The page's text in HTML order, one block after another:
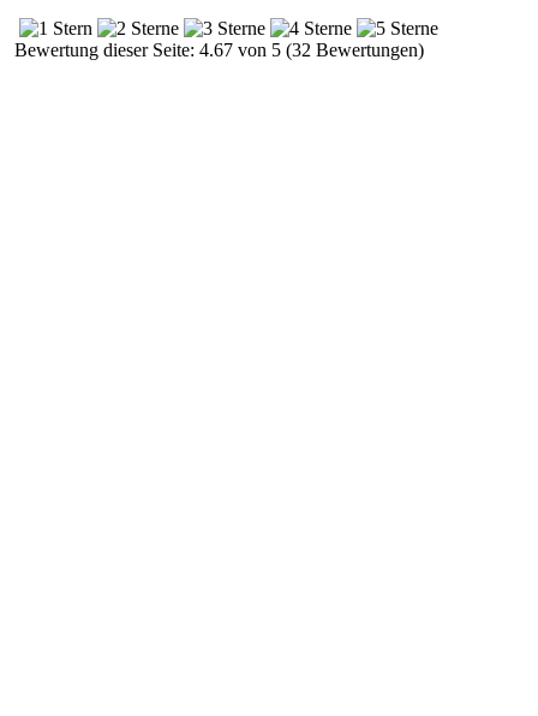
Bewertung dieser Seite: 4.67 von 5 (32 Bewertungen)